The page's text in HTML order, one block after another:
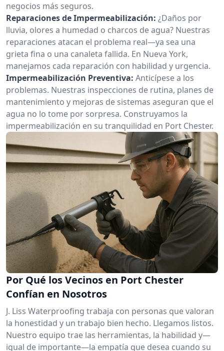
negocios más seguros.
Reparaciones de Impermeabilización: ¿Daños por
lluvia, olores a humedad o charcos de agua? Nuestras
reparaciones atacan el problema real—ya sea una
grieta fina o una canaleta fallida. En Nueva York,
manejamos cada reparación con habilidad y urgencia.
Impermeabilización Preventiva: Anticípese a los
problemas. Nuestras inspecciones de rutina, planes de
mantenimiento y mejoras de sistemas aseguran que el
agua no lo tome por sorpresa. Construyamos la
impermeabilización en su tranquilidad en Port Chester.
Por Qué los Vecinos en Port Chester
Confían en Nosotros
J. Liss Waterproofing trabaja con personas que valoran
la honestidad y un trabajo bien hecho. Llegamos listos.
Nuestro equipo trae las herramientas, la habilidad y—
igual de importante—la empatía que desea cuando su